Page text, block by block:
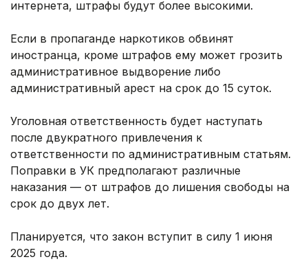
интернета, штрафы будут более высокими.
Если в пропаганде наркотиков обвинят
иностранца, кроме штрафов ему может грозить
административное выдворение либо
административный арест на срок до 15 суток.
Уголовная ответственность будет наступать
после двукратного привлечения к
ответственности по административным статьям.
Поправки в УК предполагают различные
наказания — от штрафов до лишения свободы на
срок до двух лет.
Планируется, что закон вступит в силу 1 июня
2025 года.